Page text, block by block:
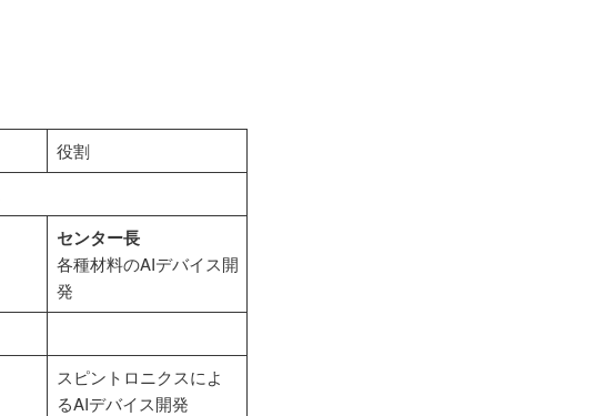
役割
センター長
各種材料のAIデバイス開
発
スピントロニクスによ
るAIデバイス開発